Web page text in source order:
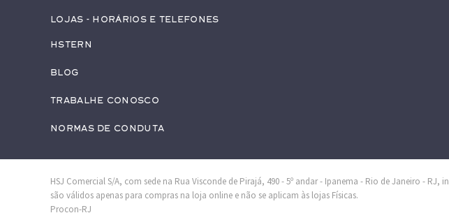
Lojas - Horários e Telefones
HStern
Blog
Trabalhe conosco
Normas de Conduta
HSJ Comercial S/A, com sede na Rua Visconde de Pirajá, 490 - 5º andar - Ipanema - Rio de Janeiro - RJ,
são válidos apenas para compras na loja online e não se aplicam às lojas Físicas.
Procon-RJ